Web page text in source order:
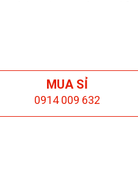
MUA SỈ
0914 009 632